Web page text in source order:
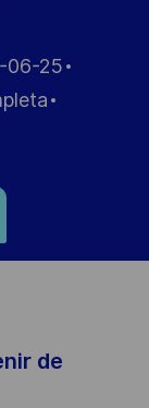
06-25
de